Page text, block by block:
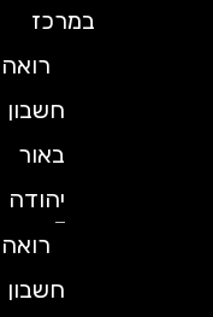
במרכז
רואה
חשבון
באור
יהודה
רואה
חשבון